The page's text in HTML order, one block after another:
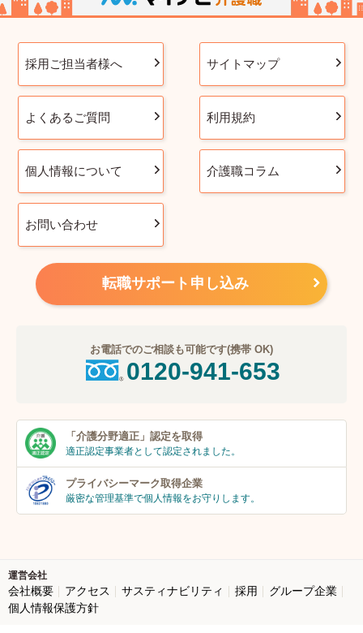
採用ご担当者様へ サイトマップ
よくあるご質問 利用規約
個人情報について 介護職コラム
お問い合わせ
転職サポート申し込み
お電話でのご相談も可能です(携帯 OK)
0120-941-653
「介護分野適正」 認定を取得
適正認定事業者として認定されました。
プライバシーマーク取得企業
厳密な管理基準で個人情報をお守りします。
運営会社
会社概要 アクセス サスティナビリティ 採用
グループ企業
個人情報保護方針